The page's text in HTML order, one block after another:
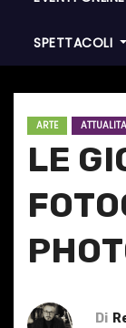
SPETTACOLI
ARTE
LE
Di